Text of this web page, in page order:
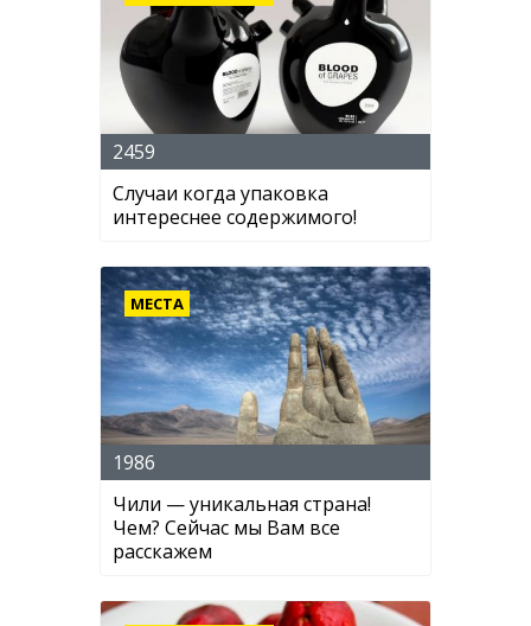
2459
Случаи когда упаковка
интереснее содержимого!
МЕСТА
1986
Чили — уникальная страна!
Чем? Сейчас мы Вам все
расскажем